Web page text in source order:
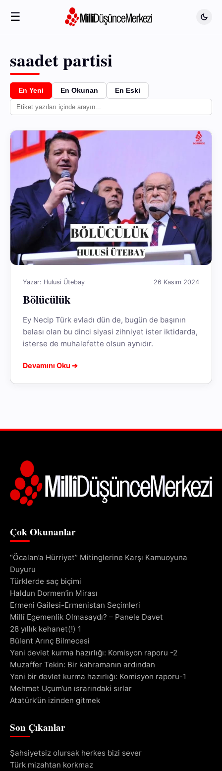
☰
saadet partisi
En Yeni En Okunan En Eski
Yazar: Hulusi Ütebay 26 Kasım 2024
Bölücülük
Ey Necip Türk evladı dün de, bugün de başının
belası olan bu dinci siyasi zihniyet ister iktidarda,
isterse de muhalefette olsun aynıdır.
Devamını Oku ➔
Çok Okunanlar
“Öcalan’a Hürriyet” Mitinglerine Karşı Kamuoyuna
Duyuru
Türklerde saç biçimi
Haldun Dormen’in Mirası
Ermeni Gailesi-Ermenistan Seçimleri
Millî Egemenlik Olmasaydı? – Panele Davet
28 yıllık kehanet(!) 1
Bülent Arınç Bilmecesi
Yeni devlet kurma hazırlığı: Komisyon raporu -2
Muzaffer Tekin: Bir kahramanın ardından
Yeni bir devlet kurma hazırlığı: Komisyon raporu-1
Mehmet Uçum’un ısrarındaki sırlar
Atatürk’ün izinden gitmek
Son Çıkanlar
Şahsiyetsiz olursak herkes bizi sever
Türk mizahtan korkmaz